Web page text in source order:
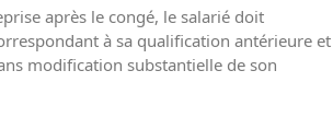
après le congé, le salarié doit
à sa qualification antérieure et
modification substantielle de son